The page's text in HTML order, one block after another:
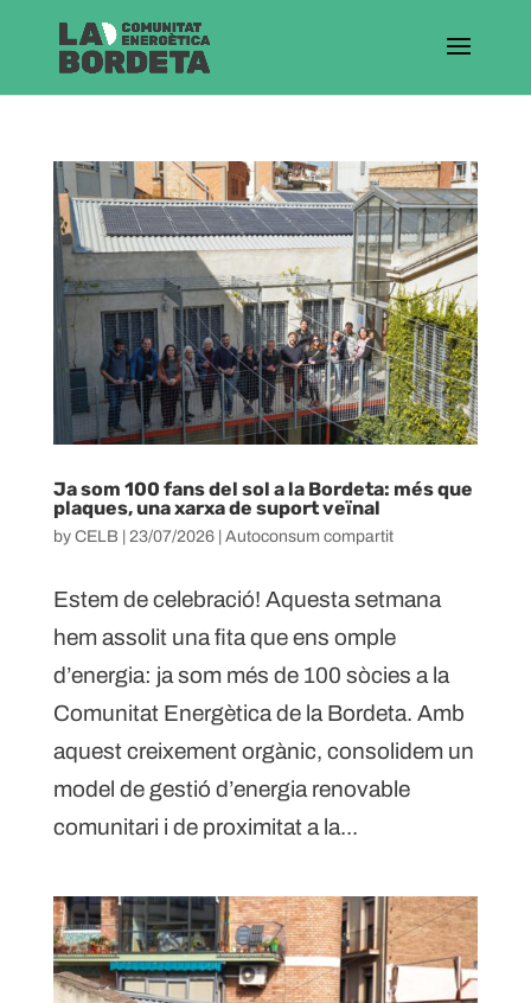
Ja som 100 fans del sol a la Bordeta: més que
plaques, una xarxa de suport veïnal
by CELB 23/07/2026| Autoconsum compartit
Estem de celebració! Aquesta setmana
hem assolit una fita que ens omple
d’energia: ja som més de 100 sòcies a la
Comunitat Energètica de la Bordeta. Amb
aquest creixement orgànic, consolidem un
model de gestió d’energia renovable
comunitari i de proximitat a la...